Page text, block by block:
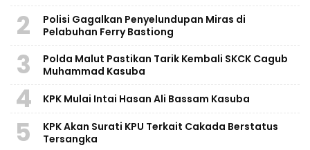
2
Polisi Gagalkan Penyelundupan Miras di
Pelabuhan Ferry Bastiong
3
Polda Malut Pastikan Tarik Kembali SKCK Cagub
Muhammad Kasuba
4 KPK Mulai Intai Hasan Ali Bassam Kasuba
5
KPK Akan Surati KPU Terkait Cakada Berstatus
Tersangka